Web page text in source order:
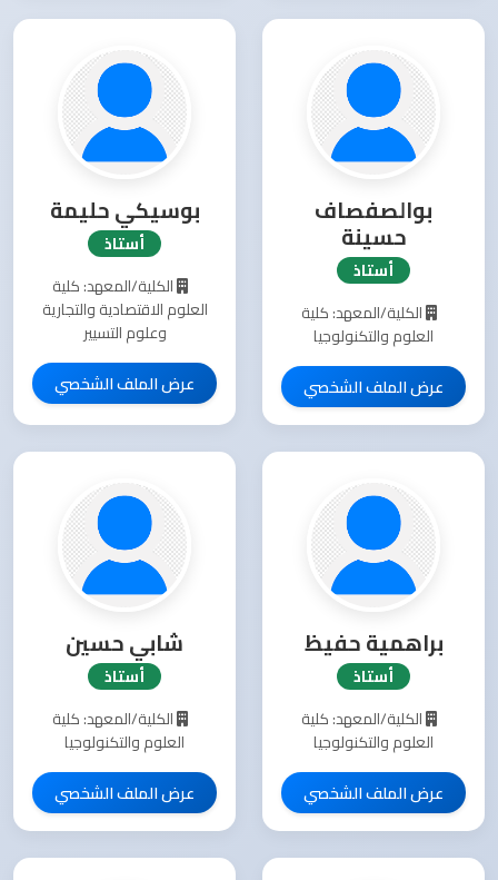
بوالصفصاف
حسينة
أستاذ
الكلية/المعهد: كلية
العلوم والتكنولوجيا
عرض الملف الشخصي
بوسيكي حليمة
أستاذ
الكلية/المعهد: كلية
العلوم الاقتصادية والتجارية
وعلوم التسيير
عرض الملف الشخصي
براهمية حفيظ
أستاذ
الكلية/المعهد: كلية
العلوم والتكنولوجيا
عرض الملف الشخصي
شابي حسين
أستاذ
الكلية/المعهد: كلية
العلوم والتكنولوجيا
عرض الملف الشخصي